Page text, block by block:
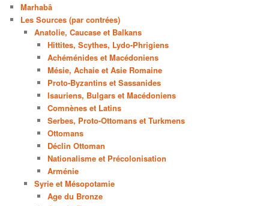
Marhabâ
Les Sources (par contrées)
Anatolie, Caucase et Balkans
Hittites, Scythes, Lydo-Phrigiens
Achéménides et Macédoniens
Mésie, Achaie et Asie Romaine
Proto-Byzantins et Sassanides
Isauriens, Bulgars et Macédoniens
Comnènes et Latins
Serbes, Proto-Ottomans et Turkmens
Ottomans
Déclin Ottoman
Nationalisme et Précolonisation
Arménie
Syrie et Mésopotamie
Age du Bronze